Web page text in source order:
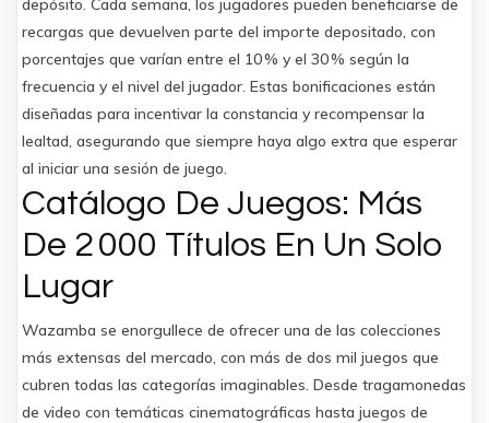
depósito. Cada semana, los jugadores pueden beneficiarse de
recargas que devuelven parte del importe depositado, con
porcentajes que varían entre el 10 % y el 30 % según la
frecuencia y el nivel del jugador. Estas bonificaciones están
diseñadas para incentivar la constancia y recompensar la
lealtad, asegurando que siempre haya algo extra que esperar
al iniciar una sesión de juego.
Catálogo De Juegos: Más
De 2 000 Títulos En Un Solo
Lugar
Wazamba se enorgullece de ofrecer una de las colecciones
más extensas del mercado, con más de dos mil juegos que
cubren todas las categorías imaginables. Desde tragamonedas
de video con temáticas cinematográficas hasta juegos de